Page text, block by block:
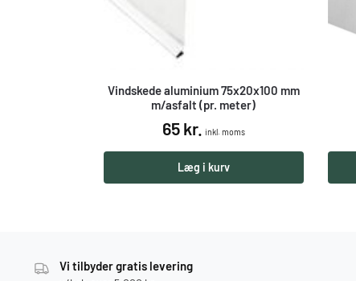
Vindskede aluminium 75x20x100 mm
m/asfalt (pr. meter)
65kr. inkl. moms
Læg i kurv
Vi tilbyder gratis levering